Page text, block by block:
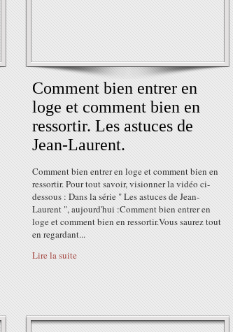
Comment bien entrer en
loge et comment bien en
ressortir. Les astuces de
Jean-Laurent.
Comment bien entrer en loge et comment bien en
ressortir. Pour tout savoir, visionner la vidéo ci-
dessous : Dans la série " Les astuces de Jean-
Laurent ", aujourd'hui :Comment bien entrer en
loge et comment bien en ressortir.Vous saurez tout
en regardant...
Lire la suite